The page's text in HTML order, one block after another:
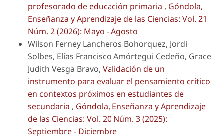
profesorado de educación primaria , Góndola,
Enseñanza y Aprendizaje de las Ciencias: Vol. 21
Núm. 2 (2026): Mayo - Agosto
Wilson Ferney Lancheros Bohorquez, Jordi
Solbes, Elías Francisco Amórtegui Cedeño, Grace
Judith Vesga Bravo, Validación de un
instrumento para evaluar el pensamiento crítico
en contextos próximos en estudiantes de
secundaria , Góndola, Enseñanza y Aprendizaje
de las Ciencias: Vol. 20 Núm. 3 (2025):
Septiembre - Diciembre